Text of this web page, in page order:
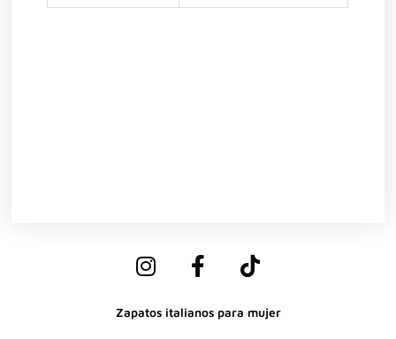
I
n
t
F
a
e
T
i
t
Zapatos italianos para mujer